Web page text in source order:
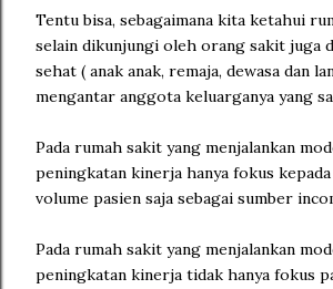
Tentu bisa, sebagaimana kita ketahui
selain dikunjungi oleh orang sakit juga
sehat ( anak anak, remaja, dewasa dan
mengantar anggota keluarganya yang
Pada rumah sakit yang menjalankan
peningkatan kinerja hanya fokus kepada
volume pasien saja sebagai sumber
Pada rumah sakit yang menjalankan
peningkatan kinerja tidak hanya fokus